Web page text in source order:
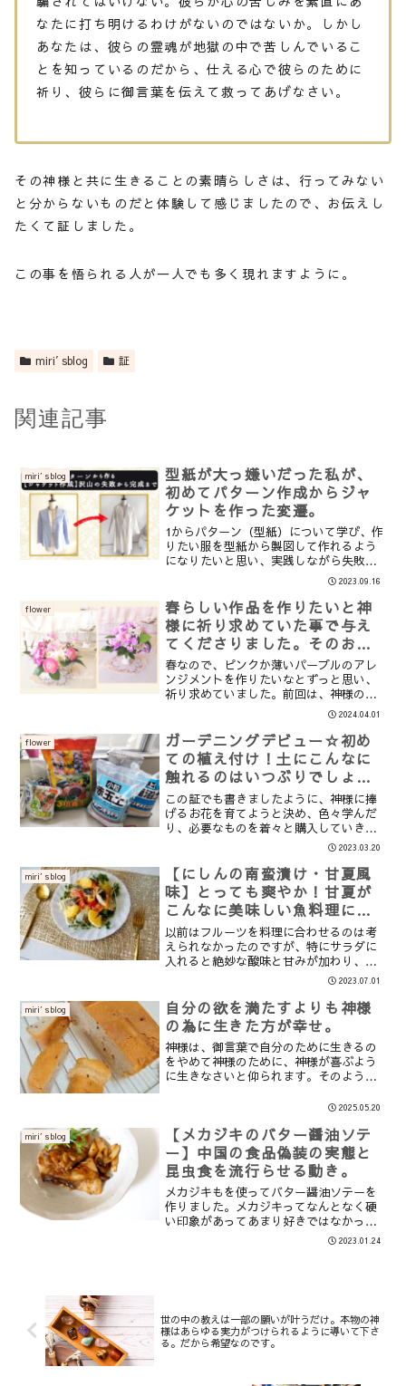
なたに打ち明けるわけがないのではないか。しかし
あなたは、彼らの霊魂が地獄の中で苦しんでいるこ
とを知っているのだから、仕える心で彼らのために
祈り、彼らに御言葉を伝えて救ってあげなさい。
その神様と共に生きることの素晴らしさは、行ってみない
と分からないものだと体験して感じましたので、お伝えし
たくて証しました。
この事を悟られる人が一人でも多く現れますように。
miri′sblog 証
関連記事
miri′sblog
型紙が大っ嫌いだった私が、
初めてパターン作成からジャ
ケットを作った変遷。
1からパターン（型紙）について学び、作
りたい服を型紙から製図して作れるよう
になりたいと思い、実践しながら失敗を
繰り返してなんとかジャケットを作り上
げることができたと書きました。元々洋
裁は好きで色々作っていましたが、自己
流でした。【型紙】の見...
2023.09.16
flower
春らしい作品を作りたいと神
様に祈り求めていた事で与え
てくださりました。そのお花
たちを使って作ったアレンジ
メントです。
春なので、ピンクか薄いパープルのアレ
ンジメントを作りたいなとずっと思い、
祈り求めていました。前回は、神様のお
祈りの中で感動があった通りに行動した
ことで、沢山のお花たちを戴いた事を証
しました。ちょうど伺ったそのお店に、
お彼岸のシーズンだったた...
2024.04.01
flower
ガーデニングデビュー☆初め
ての植え付け！土にこんなに
触れるのはいつぶりでしょ
う。
この証でも書きましたように、神様に捧
げるお花を育てようと決め、色々学んだ
り、必要なものを着々と購入していきま
した。土選びも、それぞれの環境や育て
る植物によって違ってきますが、うちは
マンションですので、なるべく水はけの
良い土を配合することにし...
2023.03.20
miri′sblog
【にしんの南蛮漬け・甘夏風
味】とっても爽やか！甘夏が
こんなに美味しい魚料理に変
化するなんて
以前はフルーツを料理に合わせるのは考
えられなかったのですが、特にサラダに
入れると絶妙な酸味と甘みが加わり、と
っても合うことを発見しました。柑橘類
が豊かな季節（２～5月）は色んな柑橘類
を味わえるので、嬉しいですね。甘夏を
沢山買ったので、お料理...
2023.07.01
miri′sblog
自分の欲を満たすよりも神様
の為に生きた方が幸せ。
神様は、御言葉で自分のために生きるの
をやめて神様のために、神様が喜ぶよう
に生きなさいと仰られます。そのように
をすべて与えてくださると仰られまし
が、肉体が死んだ後も生き続...
2025.05.20
miri′sblog
【メカジキのバター醤油ソテ
ー】中国の食品偽装の実態と
昆虫食を流行らせる動き。
メカジキもを使ってバター醤油ソテーを
作りました。メカジキってなんとなく硬
い印象があってあまり好きではなかった
のですが、作り方次第でこんなに美味し
くなるのかと、また固定概念が良い意味
2023.01.24
世の中の教えは一部の願いが叶うだけ。本物の神
様はあらゆる実力がつけられるように導いて下さ
る。だから希望なのです。